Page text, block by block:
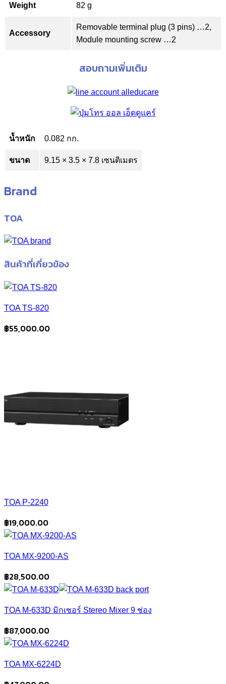
Weight 82 g
Accessory
Removable terminal plug (3 pins) …2,
Module mounting screw …2
สอบถามเพิ่มเติม
น้ำหนัก 0.082 กก.
ขนาด 9.15 × 3.5 × 7.8 เซนติเมตร
Brand
TOA
สินค้าที่เกี่ยวข้อง
TOA TS-820
฿55,000.00
TOA P-2240
฿19,000.00
TOA MX-9200-AS
฿28,500.00
TOA M-633D มิกเซอร์ Stereo Mixer 9 ช่อง
฿87,000.00
TOA MX-6224D